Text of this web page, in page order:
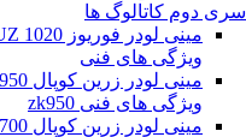
سری دوم کاتالوگ ها
ویژگی های فنی
ویژگی های فنی zk950